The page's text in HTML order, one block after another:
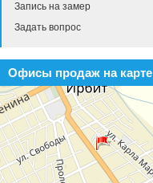
Запись на замер
Задать вопрос
Офисы продаж на карте